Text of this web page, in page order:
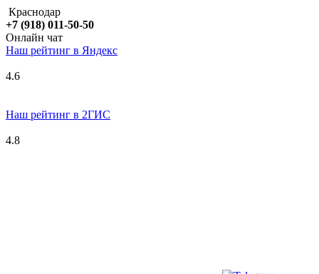
Краснодар
+7 (918) 011-50-50
Онлайн чат
Наш рейтинг в Яндекс
4.6
Наш рейтинг в 2ГИС
4.8